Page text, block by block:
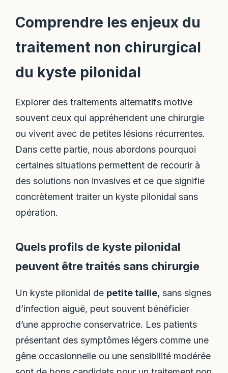
Comprendre les enjeux du
traitement non chirurgical
du kyste pilonidal
Explorer des traitements alternatifs motive
souvent ceux qui appréhendent une chirurgie
ou vivent avec de petites lésions récurrentes.
Dans cette partie, nous abordons pourquoi
certaines situations permettent de recourir à
des solutions non invasives et ce que signifie
concrètement traiter un kyste pilonidal sans
opération.
Quels profils de kyste pilonidal
peuvent être traités sans chirurgie
Un kyste pilonidal de petite taille, sans signes
d’infection aiguë, peut souvent bénéficier
d’une approche conservatrice. Les patients
présentant des symptômes légers comme une
gêne occasionnelle ou une sensibilité modérée